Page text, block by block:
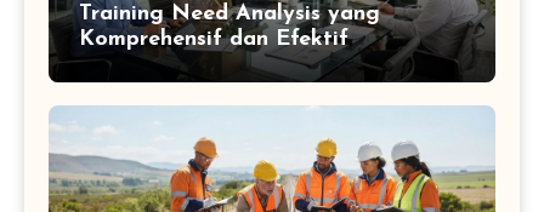
Training Need Analysis yang
Komprehensif dan Efektif